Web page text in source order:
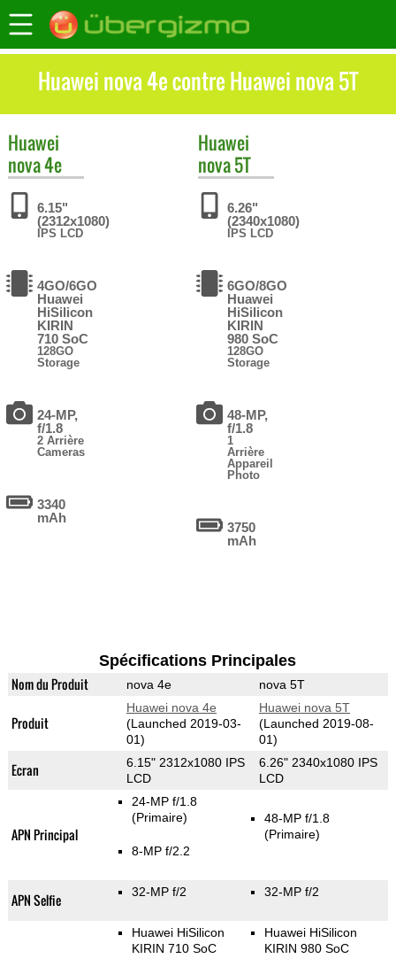
Huawei nova 4e contre Huawei nova 5T
Huawei
nova 4e
6.15"
(2312x1080)
IPS LCD
4GO/6GO
Huawei
HiSilicon
KIRIN
710 SoC
128GO
Storage
24-MP,
f/1.8
2 Arrière
Cameras
3340
mAh
Huawei
nova 5T
6.26"
(2340x1080)
IPS LCD
6GO/8GO
Huawei
HiSilicon
KIRIN
980 SoC
128GO
Storage
48-MP,
f/1.8
1
Arrière
Appareil
Photo
3750
mAh
Spécifications Principales
Nom du Produit nova 4e nova 5T
Produit
Huawei nova 4e
(Launched 2019-03-
01)
Huawei nova 5T
(Launched 2019-08-
01)
Ecran
6.15" 2312x1080 IPS
LCD
6.26" 2340x1080 IPS
LCD
APN Principal
24-MP f/1.8
(Primaire)
8-MP f/2.2
48-MP f/1.8
(Primaire)
APN Selfie 32-MP f/2 32-MP f/2
Huawei HiSilicon
KIRIN 710 SoC
Huawei HiSilicon
KIRIN 980 SoC